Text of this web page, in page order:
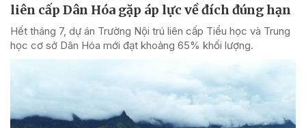
liên cấp Dân Hóa gặp áp lực về đích đúng hạn
Hết tháng 7, dự án Trường Nội trú liên cấp Tiểu học và Trung
học cơ sở Dân Hóa mới đạt khoảng 65% khối lượng.